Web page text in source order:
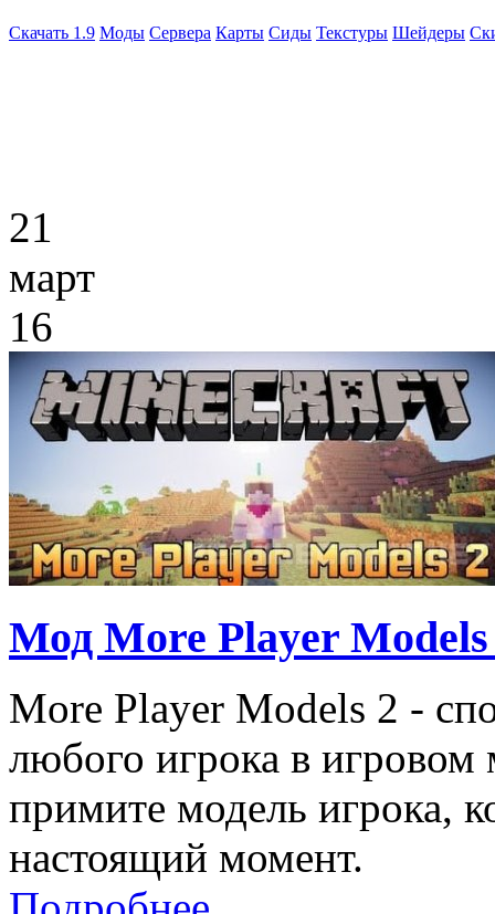
Скачать 1.9 Моды Сервера Карты Сиды Текстуры Шейдеры
21
март
16
Мод More Player
More Player Models 2 -
любого игрока в
примите модель игрока,
настоящий момент.